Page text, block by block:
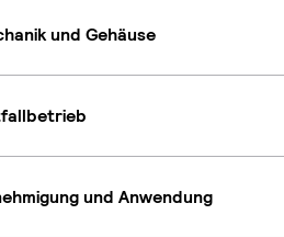
und Gehäuse
und Anwendung